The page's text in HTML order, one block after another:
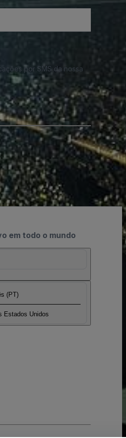
por SMS da nossa
em todo o mundo
(PT)
Estados Unidos